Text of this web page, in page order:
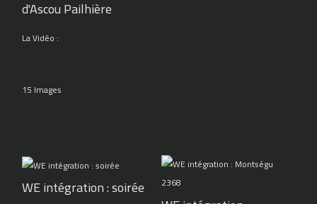
d'Ascou Pailhière
La Vidéo :
15 Images
WE intégration : soirée